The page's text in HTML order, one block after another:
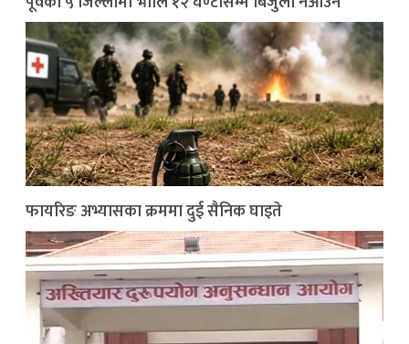
फायरिङ अभ्यासका क्रममा दुई सैनिक घाइते